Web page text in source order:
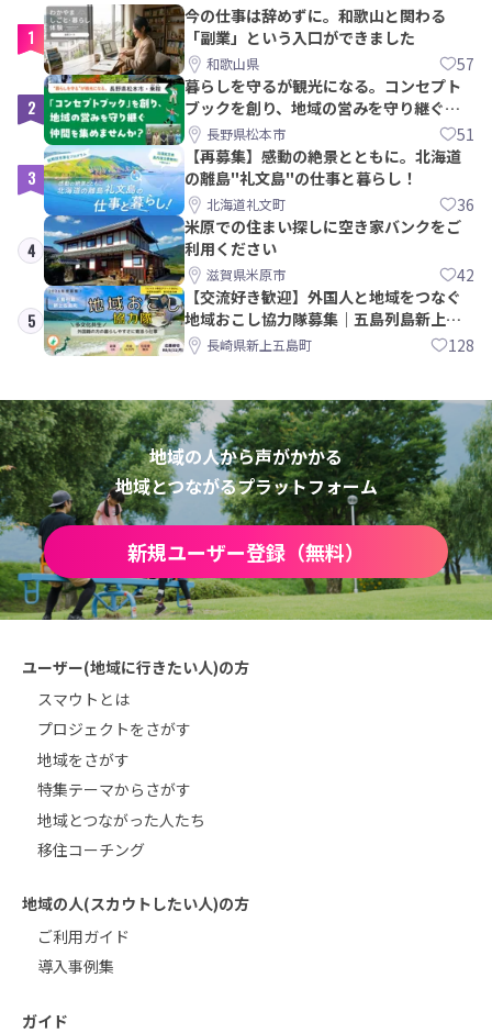
1
今の仕事は辞めずに。和歌山と関わる
「副業」という入口ができました
和歌山県 57
2
暮らしを守るが観光になる。コンセプト
ブックを創り、地域の営みを守り継ぐ仲
間を集めませんか？
長野県松本市 51
3
【再募集】感動の絶景とともに。北海道
の離島"礼文島"の仕事と暮らし！
北海道礼文町 36
4
米原での住まい探しに空き家バンクをご
利用ください
滋賀県米原市 42
5
【交流好き歓迎】外国人と地域をつなぐ
地域おこし協力隊募集｜五島列島新上五
島町長崎県新上五島町 128
地域の人から声がかかる
地域とつながるプラットフォーム
新規ユーザー登録（無料）
ユーザー(地域に行きたい人)の方
スマウトとは
プロジェクトをさがす
地域をさがす
特集テーマからさがす
地域とつながった人たち
移住コーチング
地域の人(スカウトしたい人)の方
ご利用ガイド
導入事例集
ガイド